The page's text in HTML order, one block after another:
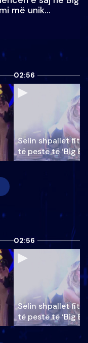
më unik…
02:56
Selin shpallet
të pestë të ‘Big
02:56
Selin shpallet
të pestë të ‘Big